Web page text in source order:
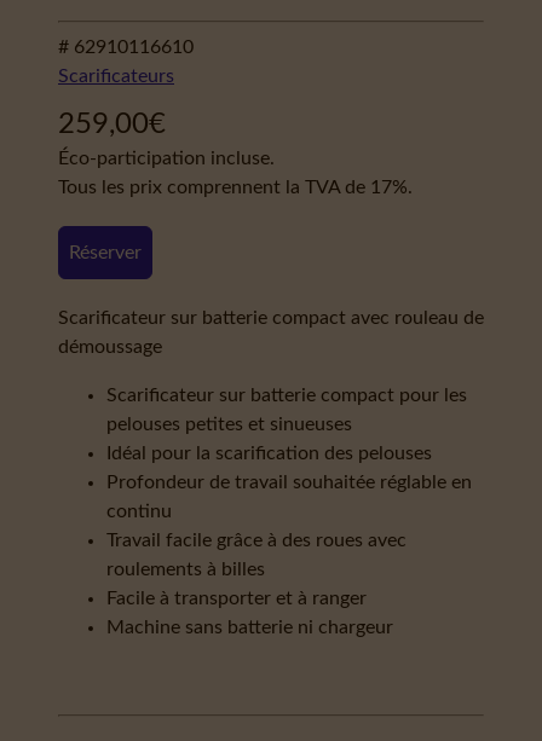
# 62910116610
Scarificateurs
259,00€
Éco-participation incluse.
Tous les prix comprennent la TVA de 17%.
Réserver
Scarificateur sur batterie compact avec rouleau de
démoussage
Scarificateur sur batterie compact pour les
pelouses petites et sinueuses
Idéal pour la scarification des pelouses
Profondeur de travail souhaitée réglable en
continu
Travail facile grâce à des roues avec
roulements à billes
Facile à transporter et à ranger
Machine sans batterie ni chargeur